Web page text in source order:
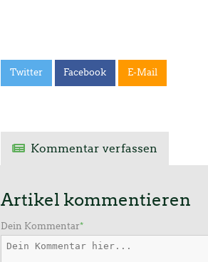
Twitter Facebook E-Mail
Kommentar verfassen
Artikel kommentieren
Dein Kommentar*